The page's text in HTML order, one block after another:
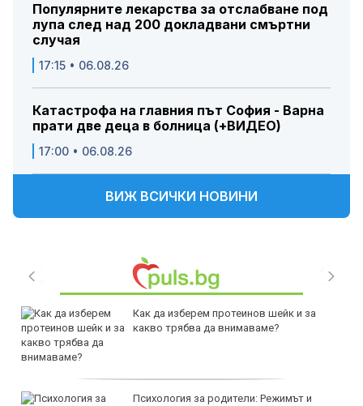
Популярните лекарства за отслабване под
лупа след над 200 докладвани смъртни
случая
17:15 • 06.08.26
Катастрофа на главния път София - Варна
прати две деца в болница (+ВИДЕО)
17:00 • 06.08.26
ВИЖ ВСИЧКИ НОВИНИ
Как да изберем протеинов шейк и за
какво трябва да внимаваме?
Психология за родители: Режимът и